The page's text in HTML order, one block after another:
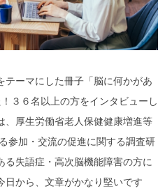
テーマにした冊子「脳に何かがあ
３６名以上の方をインタビューし
、厚生労働省老人保健健康増進等
参加・交流の促進に関する調査研
る失語症・高次脳機能障害の方に
日から、文章がかなり堅いです